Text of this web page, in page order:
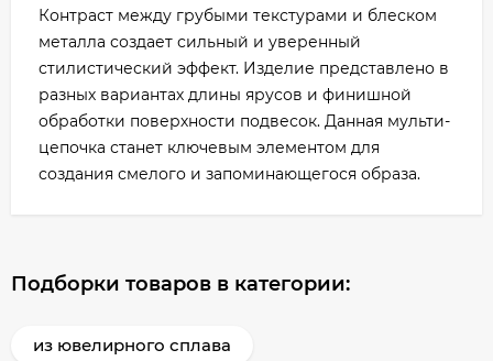
Контраст между грубыми текстурами и блеском
металла создает сильный и уверенный
стилистический эффект. Изделие представлено в
разных вариантах длины ярусов и финишной
обработки поверхности подвесок. Данная мульти-
цепочка станет ключевым элементом для
создания смелого и запоминающегося образа.
Подборки товаров в категории:
из ювелирного сплава